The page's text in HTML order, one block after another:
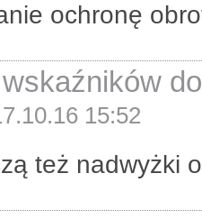
ochronę
15:52
też nadwyżki